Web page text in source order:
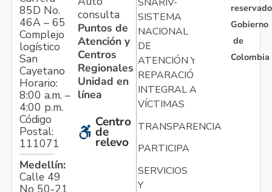
85D No.
46A – 65
Complejo
logístico
San
Cayetano
Horario:
8:00 a.m. –
4:00 p.m.
Código
Postal:
111071
Medellín:
Calle 49
No 50-21
consulta
Puntos de
Atención y
Centros
Regionales
Unidad en
línea
Centro
de
relevo
SISTEMA
NACIONAL
DE
ATENCIÓN Y
REPARACIÓN
INTEGRAL A
VÍCTIMAS
TRANSPARENCIA
PARTICIPA
SERVICIOS
Y
Gobierno
de
Colombia